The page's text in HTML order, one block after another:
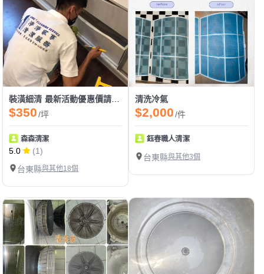
裝潢細清 最新活動優惠價請看下方報價單
$350/坪
森森清潔
5.0
(1)
台東縣與其他18個
清洗冷氣
$2,000/件
鈺春職人清潔
台東縣與其他3個